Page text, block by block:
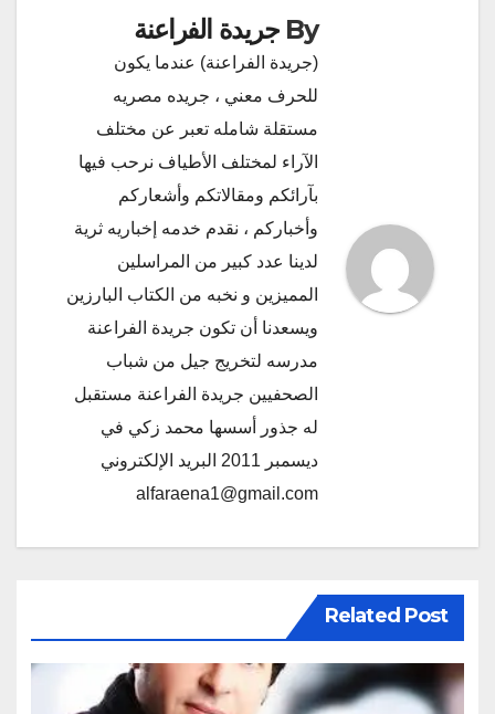
By جريدة الفراعنة
(جريدة الفراعنة) عندما يكون
للحرف معني ، جريده مصريه
مستقلة شامله تعبر عن مختلف
الآراء لمختلف الأطياف نرحب فيها
بآرائكم ومقالاتكم وأشعاركم
وأخباركم ، نقدم خدمه إخباريه ثرية
لدينا عدد كبير من المراسلين
المميزين و نخبه من الكتاب البارزين
ويسعدنا أن تكون جريدة الفراعنة
مدرسه لتخريج جيل من شباب
الصحفيين جريدة الفراعنة مستقبل
له جذور أسسها محمد زكي في
ديسمبر 2011 البريد الإلكتروني
alfaraena1@gmail.com
Related Post